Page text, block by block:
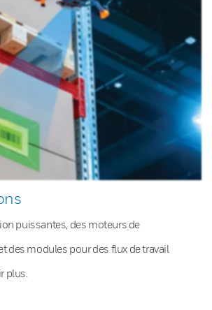
puissantes, des moteurs de
des modules pour des flux de travail
plus.